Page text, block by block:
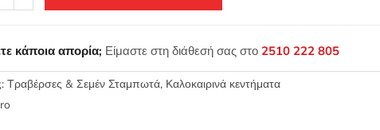
κάποια απορία; Είμαστε στη διάθεσή σας στο 2510 222 805
Τραβέρσες & Σεμέν Σταμπωτά, Καλοκαιρινά κεντήματα